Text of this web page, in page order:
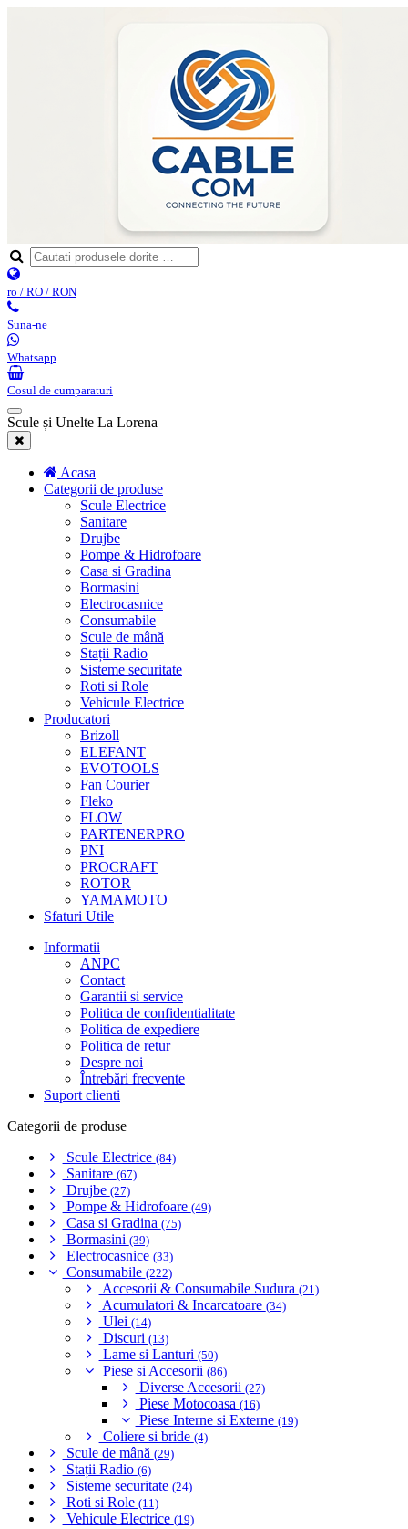
ro / RO / RON
Suna-ne
Whatsapp
Cosul de cumparaturi
Scule și Unelte La Lorena
Acasa
Categorii de produse
Scule Electrice
Sanitare
Drujbe
Pompe & Hidrofoare
Casa si Gradina
Bormasini
Electrocasnice
Consumabile
Scule de mână
Stații Radio
Sisteme securitate
Roti si Role
Vehicule Electrice
Producatori
Brizoll
ELEFANT
EVOTOOLS
Fan Courier
Fleko
FLOW
PARTENERPRO
PNI
PROCRAFT
ROTOR
YAMAMOTO
Sfaturi Utile
Informatii
ANPC
Contact
Garantii si service
Politica de confidentialitate
Politica de expediere
Politica de retur
Despre noi
Întrebări frecvente
Suport clienti
Categorii de produse
Scule Electrice (84)
Sanitare (67)
Drujbe (27)
Pompe & Hidrofoare (49)
Casa si Gradina (75)
Bormasini (39)
Electrocasnice (33)
Consumabile (222)
Accesorii & Consumabile Sudura (21)
Acumulatori & Incarcatoare (34)
Ulei (14)
Discuri (13)
Lame si Lanturi (50)
Piese si Accesorii (86)
Diverse Accesorii (27)
Piese Motocoasa (16)
Piese Interne si Externe (19)
Coliere si bride (4)
Scule de mână (29)
Stații Radio (6)
Sisteme securitate (24)
Roti si Role (11)
Vehicule Electrice (19)